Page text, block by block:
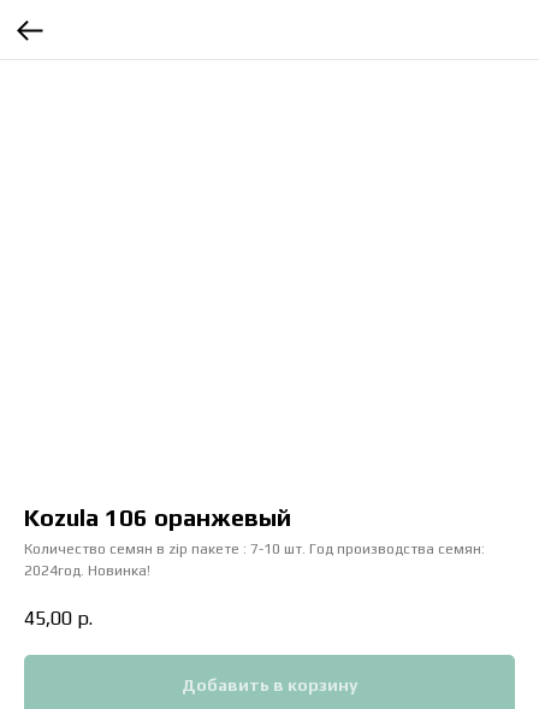
Kozula 106 оранжевый
Количество семян в zip пакете : 7-10 шт. Год производства семян:
2024год. Новинка!
45,00 р.
Добавить в корзину